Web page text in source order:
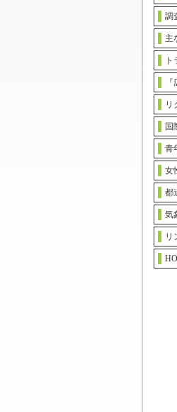
調
主
リ
国
青
女
都
気
リ